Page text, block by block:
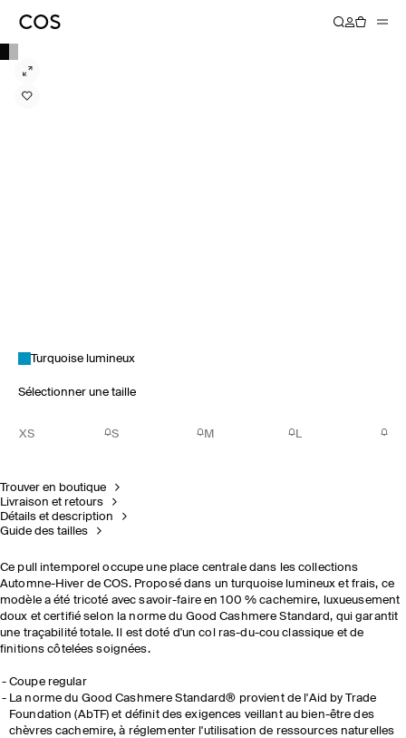
Turquoise lumineux
Sélectionner une taille
XS S M L
Trouver en boutique
Livraison et retours
Détails et description
Guide des tailles
Ce pull intemporel occupe une place centrale dans les collections
Automne-Hiver de COS. Proposé dans un turquoise lumineux et frais, ce
modèle a été tricoté avec savoir-faire en 100 % cachemire, luxueusement
doux et certifié selon la norme du Good Cashmere Standard, qui garantit
une traçabilité totale. Il est doté d'un col ras-du-cou classique et de
finitions côtelées soignées.
Coupe regular
La norme du Good Cashmere Standard® provient de l'Aid by Trade
Foundation (AbTF) et définit des exigences veillant au bien-être des
chèvres cachemire, à réglementer l'utilisation de ressources naturelles